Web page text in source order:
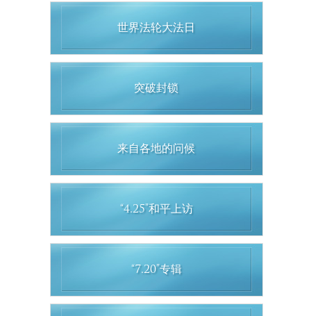
世界法轮大法日
突破封锁
来自各地的问候
“4.25”和平上访
“7.20”专辑